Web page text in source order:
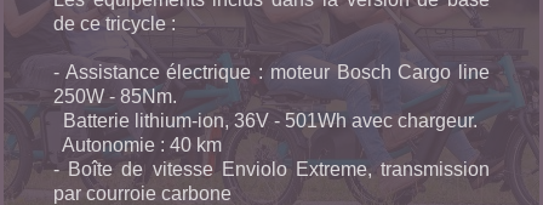
de ce tricycle :
- Assistance électrique : moteur Bosch Cargo line
250W - 85Nm.
Batterie lithium-ion, 36V - 501Wh avec chargeur.
Autonomie : 40 km
- Boîte de vitesse Enviolo Extreme, transmission
par courroie carbone